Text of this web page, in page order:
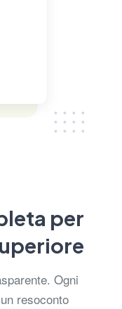
per
Ogni
resoconto